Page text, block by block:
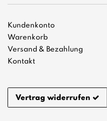
Kundenkonto
Warenkorb
Versand & Bezahlung
Kontakt
Vertrag widerrufen